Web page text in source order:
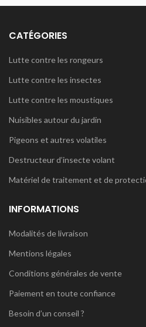
CATÉGORIES
Lutte contre les rongeurs
Lutte contre les insectes
Lutte contre les moustiques
Nuisibles autour du jardin
Pigeons et autres volatiles
Destructeur d’insecte volant
Matériel de traitement et de
INFORMATIONS
Modalités de livraison
Mentions légales
Conditions générales de vente
Paiement en toute confiance
Besoin d’un conseil ?